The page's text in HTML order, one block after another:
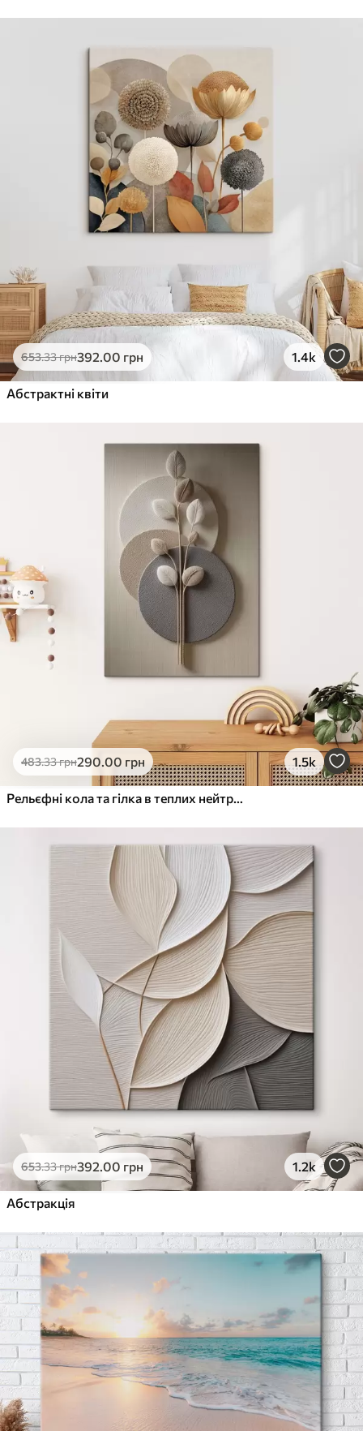
Від290.00грн
Яскраві, насичені кольори
Стійкість до вицвітання
Безпечне чорнило без запаху
Поверхня з текстурою полотна
Екологічний матеріал
грн
Яскраві, насичені кольори
Стійкість до вицвітання
✓ Поверхня з текстурою полотна
✗ Екологічний матеріал
Еко-Преміум
.00грн
✓Яскраві, насичені кольори
Поверхня з текстурою полотна
653.33грн392.00 грн 1.4k
Абстрактні квіти
483.33грн290.00 грн 1.5k
Рельєфні кола та гілка в теплих нейтральних тонах
653.33грн392.00 грн 1.2k
Абстракція